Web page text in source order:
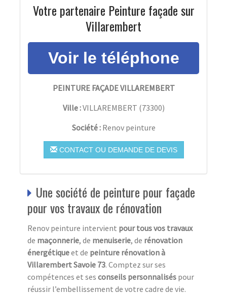
Votre partenaire Peinture façade sur
Villarembert
PEINTURE FAÇADE VILLAREMBERT
Ville :VILLAREMBERT (73300)
Société : Renov peinture
CONTACT OU DEMANDE DE DEVIS
Une société de peinture pour façade
pour vos travaux de rénovation
Renov peinture intervient pour tous vos travaux
de maçonnerie, de menuiserie, de rénovation
énergétiqueet de peinture rénovation à
Villarembert Savoie 73. Comptez sur ses
compétences et ses conseils personnalisés pour
réussir l’embellissement de votre cadre de vie.